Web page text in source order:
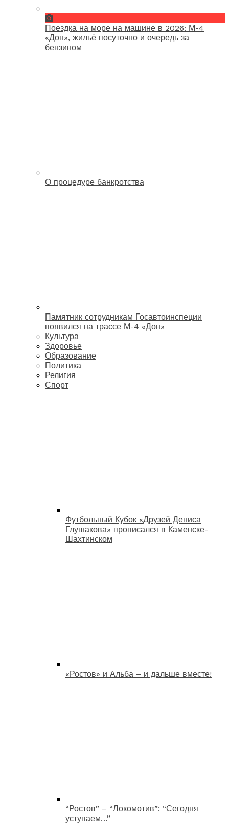
Поездка на море на машине в 2026: М-4
«Дон», жильё посуточно и очередь за
бензином
О процедуре банкротства
Памятник сотрудникам Госавтоинспеции
появился на трассе М-4 «Дон»
Культура
Здоровье
Образование
Политика
Религия
Спорт
Футбольный Кубок «Друзей Дениса
Глушакова» прописался в Каменске-
Шахтинском
«Ростов» и Альба – и дальше вместе!
“Ростов” – “Локомотив”: “Сегодня
уступаем…”